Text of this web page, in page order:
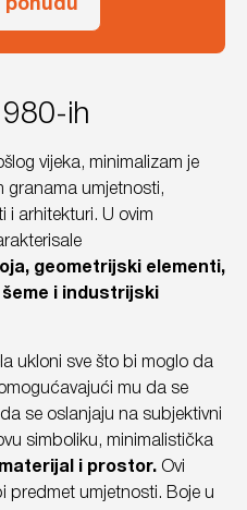
ih
vijeka, minimalizam je
granama umjetnosti,
i arhitekturi. U ovim
geometrijski elementi,
i industrijski
ukloni sve što bi moglo da
mu da se
se oslanjaju na subjektivni
simboliku, minimalistička
i prostor. Ovi
predmet umjetnosti. Boje u